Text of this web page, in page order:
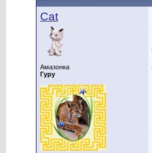
Cat
Амазонка
Гуру